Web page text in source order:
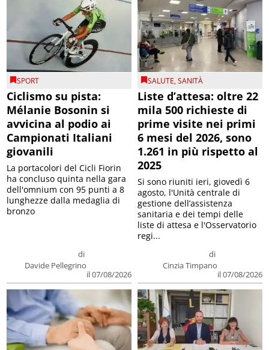
SPORT
Ciclismo su pista:
Mélanie Bosonin si
avvicina al podio ai
Campionati Italiani
giovanili
di
Davide Pellegrino
il 07/08/2026
La portacolori del Cicli Fiorin
ha concluso quinta nella gara
dell'omnium con 95 punti a 8
lunghezze dalla medaglia di
bronzo
SALUTE,SANITÀ
Liste d’attesa: oltre 22
mila 500 richieste di
prime visite nei primi
6 mesi del 2026, sono
1.261 in più rispetto al
2025
di
Cinzia Timpano
il 07/08/2026
Si sono riuniti ieri, giovedì 6
agosto, l'Unità centrale di
gestione dell’assistenza
sanitaria e dei tempi delle
liste di attesa e l'Osservatorio
regi...